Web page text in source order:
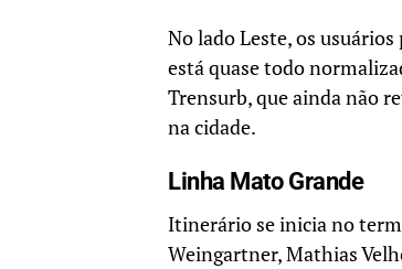
No lado Leste, os
está quase todo
Trensurb, que ainda não
na cidade.
Linha Mato Grande
Itinerário se inicia no
Weingartner, Mathias